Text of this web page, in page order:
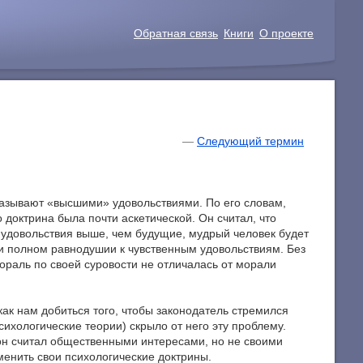
Обратная связь Книги О проекте
—Следующий термин
«высшими» удовольствиями. По его словам,
была почти аскетической. Он считал, что
выше, чем будущие, мудрый человек будет
равнодушии к чувственным удовольствиям. Без
по своей суровости не отличалась от морали
нам добиться того, чтобы законодатель стремился
теории) скрыло от него эту проблему.
считал общественными интересами, но не своими
свои психологические доктрины.